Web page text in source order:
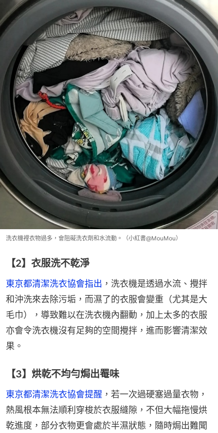
洗衣機裡衣物過多，會阻礙洗衣劑和水流動。（小紅書@MouMou）
【2】衣服洗不乾淨
東京都清潔洗衣協會指出 ，洗衣機是透過水流、攪拌
和沖洗來去除污垢，而濕了的衣服會變重（尤其是大
毛巾），導致難以在洗衣機內翻動，加上太多的衣服
亦會令洗衣機沒有足夠的空間攪拌，進而影響清潔效
果。
【3】烘乾不均勻焗出罨味
東京都清潔洗衣協會提醒 ，若一次過硬塞過量衣物，
熱風根本無法順利穿梭於衣服縫隙，不但大幅拖慢烘
乾進度，部分衣物更會處於半濕狀態，隨時焗出難聞